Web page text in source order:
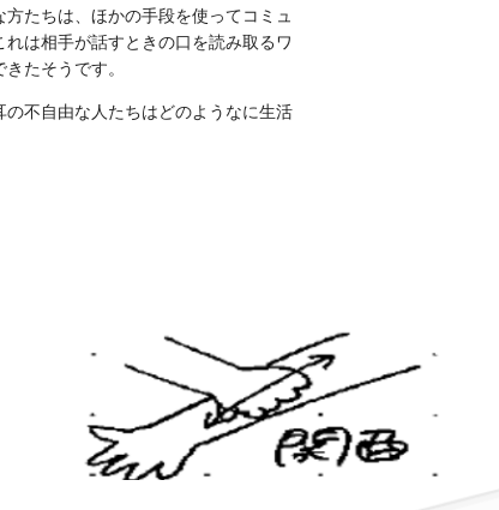
たちは、ほかの手段を使ってコミュ
は相手が話すときの口を読み取るワ
たそうです。
不自由な人たちはどのようなに生活